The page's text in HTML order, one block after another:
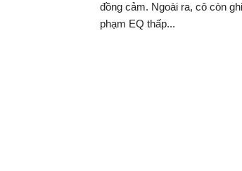
đồng cảm. Ngoài ra, cô còn
phạm EQ thấp...